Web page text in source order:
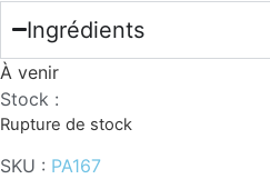
Ingrédients
À venir
Stock :
Rupture de stock
SKU : PA167